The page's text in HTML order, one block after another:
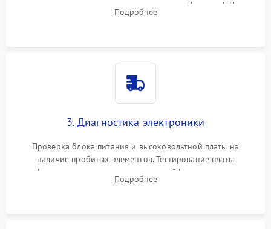
роликов захвата и узла термозакрепления (фьюзера). Поиск
физического износа и повреждений деталей.
Подробнее
3. Диагностика электроники
Проверка блока питания и высоковольтной платы на
наличие пробитых элементов. Тестирование платы
форматирования, целостности шлейфов, контактов
картриджа и оптопар (датчиков прохождения и наличия
Подробнее